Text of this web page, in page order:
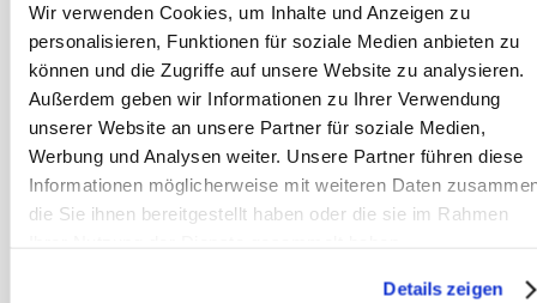
Wir verwenden Cookies, um Inhalte und Anzeigen zu
personalisieren, Funktionen für soziale Medien anbieten zu
können und die Zugriffe auf unsere Website zu analysieren.
Außerdem geben wir Informationen zu Ihrer Verwendung
unserer Website an unsere Partner für soziale Medien,
Werbung und Analysen weiter. Unsere Partner führen diese
Informationen möglicherweise mit weiteren Daten
die Sie ihnen bereitgestellt haben oder die sie im Rahmen
Details zeigen
verzachten. In een onderzoek met 12
ezels, waarin het profylactische effect
van zoethoutwortelextract op
maagzweren bij paardachtigen na
toediening van pijnstillers werd
onderzocht, werd een placebogroep,
een groep die alleen de pijnstiller